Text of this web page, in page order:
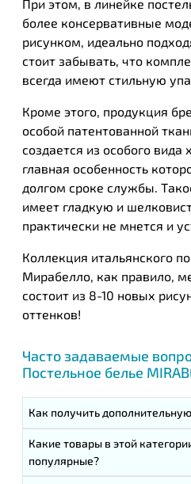
При этом, в линейке
более консервативные
рисунком, идеально
стоит забывать, что
всегда имеют стильную
Кроме этого, продукция
особой патентованной
создается из особого вида
главная особенность
долгом сроке службы.
имеет гладкую и
практически не мнется и
Коллекция итальянского
Мирабелло, как правило,
состоит из 8-10 новых
оттенков!
Часто задаваемые
Постельное белье
Как получить
Какие товары в этой
популярные?